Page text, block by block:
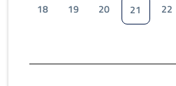
18
19 20 21 22